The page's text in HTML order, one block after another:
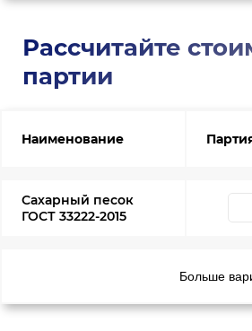
Рассчитайте
партии
Наименование
Сахарный песок
ГОСТ 33222-2015
Больше